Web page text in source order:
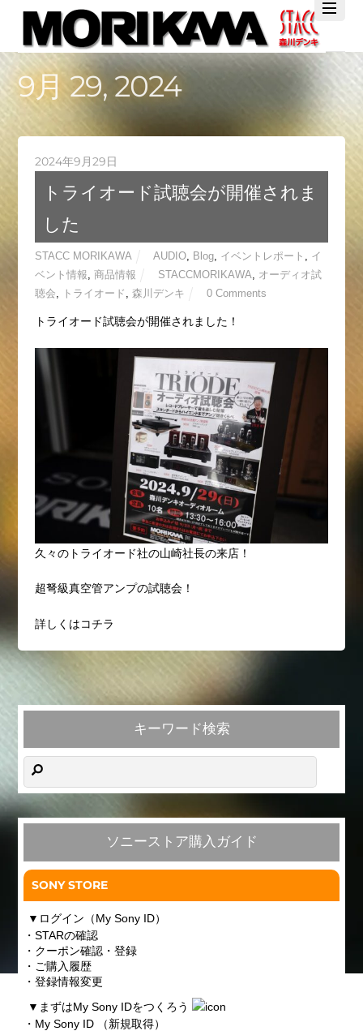
TwitterFacebook
YouTube
9月 29, 2024
2024年9月29日
トライオード試聴会が開催されま
した
STACC MORIKAWA AUDIO, Blog, イベントレポート
イ
ベント情報 商品情報 STACCMORIKAWA
オーディオ試
聴会
トライオード 森川デンキ 0 Comments
トライオード試聴会が開催されました！
久々のトライオード社の山崎社長の来店！
超弩級真空管アンプの試聴会！
詳しくはコチラ
キーワード検索
ソニーストア購入ガイド
SONY STORE
▼ ログイン（My Sony ID）
・STARの確認
・クーポン確認・登録
・ご購入履歴
・登録情報変更
▼ まずはMy Sony IDをつくろう
・My Sony ID （新規取得）